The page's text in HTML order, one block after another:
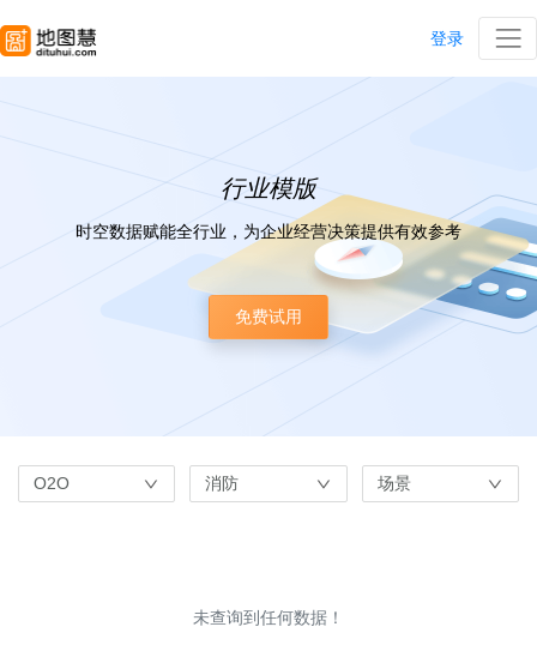
登录
行业模版
时空数据赋能全行业，为企业经营决策提供有效参考
免费试用
O2O 消防 场景
未查询到任何数据！